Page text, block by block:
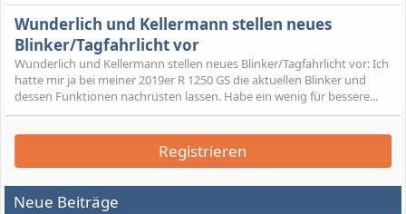
Wunderlich und Kellermann stellen neues
Blinker/Tagfahrlicht vor
Wunderlich und Kellermann stellen neues Blinker/Tagfahrlicht vor: Ich
hatte mir ja bei meiner 2019er R 1250 GS die aktuellen Blinker und
dessen Funktionen nachrüsten lassen. Habe ein wenig für bessere...
Registrieren
Neue Beiträge